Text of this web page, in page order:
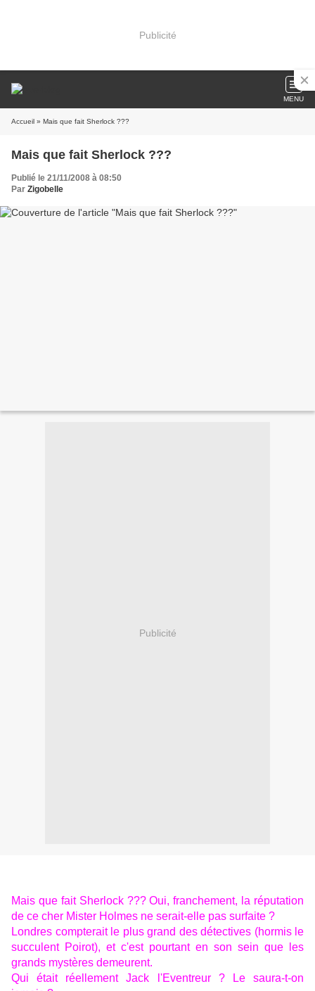
Publicité
MENU
Accueil » Mais que fait Sherlock ???
Mais que fait Sherlock ???
Publié le 21/11/2008 à 08:50
Par Zigobelle
Publicité
Mais que fait Sherlock ??? Oui, franchement, la réputation
de ce cher Mister Holmes ne serait-elle pas surfaite ?
Londres compterait le plus grand des détectives (hormis le
succulent Poirot), et c'est pourtant en son sein que les
grands mystères demeurent.
Qui était réellement Jack l'Eventreur ? Le saura-t-on